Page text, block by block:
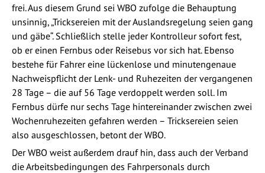
frei. Aus diesem Grund sei WBO zufolge die Behauptung
unsinnig, „Tricksereien mit der Auslandsregelung seien gang
und gäbe“. Schließlich stelle jeder Kontrolleur sofort fest,
ob er einen Fernbus oder Reisebus vor sich hat. Ebenso
bestehe für Fahrer eine lückenlose und minutengenaue
Nachweispflicht der Lenk- und Ruhezeiten der vergangenen
28 Tage – die auf 56 Tage verdoppelt werden soll. Im
Fernbus dürfe nur sechs Tage hintereinander zwischen zwei
Wochenruhezeiten gefahren werden – Tricksereien seien
also ausgeschlossen, betont der WBO.
Der WBO weist außerdem drauf hin, dass auch der Verband
die Arbeitsbedingungen des Fahrpersonals durch